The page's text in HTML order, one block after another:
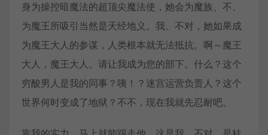
身为操控暗魔法的超顶尖魔法使，她会为魔族、不、
为魔王所吸引当然是天经地义。我、不对，她如果成
为魔王大人的参谋，人类根本就无法抵抗。啊～魔王
大人，魔王大人。请让我成为您的部下。什么？这个
穷酸男人是我的同事？咦！？迷宫运营负责人？这个
世界何时变成了地狱？不不，现在我就先忍耐吧。